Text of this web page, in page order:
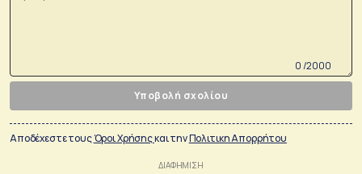
0 /2000
Υποβολή σχολίου
Αποδέχεστε τουςΌροι Χρήσηςκαι τηνΠολιτικη Απορρήτου